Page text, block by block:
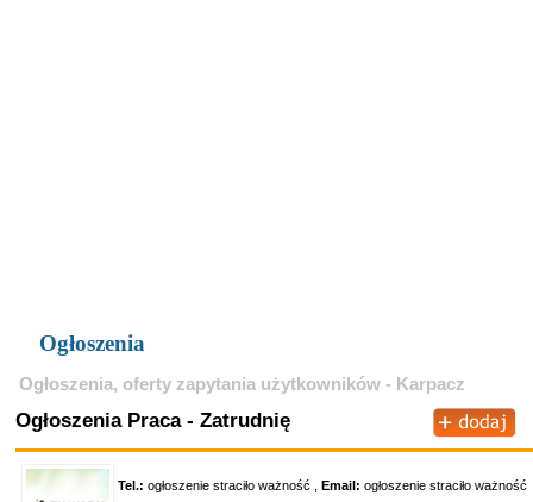
Ogłoszenia
Ogłoszenia, oferty zapytania użytkowników - Karpacz
Ogłoszenia Praca - Zatrudnię
Tel.: ogłoszenie straciło ważność , Email: ogłoszenie straciło ważność